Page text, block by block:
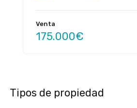
Venta
175.000€
Tipos de propiedad